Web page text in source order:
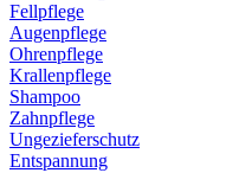
Fellpflege
Augenpflege
Ohrenpflege
Krallenpflege
Shampoo
Zahnpflege
Ungezieferschutz
Entspannung